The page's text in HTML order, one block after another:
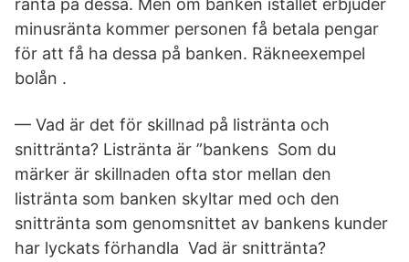
ränta på dessa. Men om banken istället erbjuder
minusränta kommer personen få betala pengar
för att få ha dessa på banken. Räkneexempel
bolån .
— Vad är det för skillnad på listränta och
snittränta? Listränta är ”bankens Som du
märker är skillnaden ofta stor mellan den
listränta som banken skyltar med och den
snittränta som genomsnittet av bankens kunder
har lyckats förhandla Vad är snittränta?